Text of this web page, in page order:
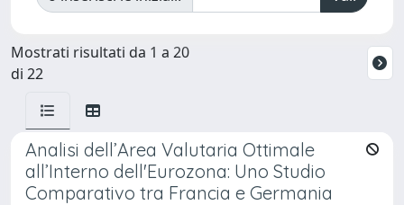
Mostrati risultati da 1 a 20
di 22
Analisi dell’Area Valutaria Ottimale
all’Interno dell'Eurozona: Uno Studio
Comparativo tra Francia e Germania